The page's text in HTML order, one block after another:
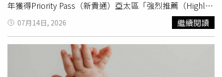
避現實的過程中，讓事情走向無法收拾的局面。不過，傑米
對此並不認同。他表示，自己始終相信基拉真的懷孕、生下
女兒，若當初知道所謂的孩子其實只是一具仿真娃娃，「我
早就離開了，不可能繼續這段感情。」他也否認基拉曾親口
告知自己流產，更否認是由她向自己坦承真相，強調自己是
在其他人揭露事件後才知道整件事，至今仍無法理解她究竟
年獲得Priority Pass（新貴通）亞太區「強烈推薦（Highly
Commended）」，由東方宇逸貴賓室主任苗淑娜（右3）
率領同仁受獎。（圖／東方宇逸貴賓室提供） 「請問有冰
塊嗎？」座無虛席的貴賓室，一名女子神情緊張上前詢問，
苗淑娜沒有只是提供冰塊，而是察覺對方神色有異，主動追
遭熱湯燙傷，腹部及大腿紅腫哭鬧不止，母子
07月14日, 2026 繼續閱讀